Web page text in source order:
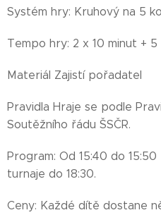
Systém hry: Kruhový na 5
Tempo hry: 2 x 10 minut +
Materiál Zajistí pořadatel
Pravidla Hraje se podle
Soutěžního řádu ŠSČR.
Program: Od 15:40 do
turnaje do 18:30.
Ceny: Každé dítě dostane